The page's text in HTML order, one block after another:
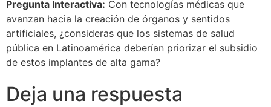
Pregunta Interactiva: Con tecnologías médicas que
avanzan hacia la creación de órganos y sentidos
artificiales, ¿consideras que los sistemas de salud
pública en Latinoamérica deberían priorizar el subsidio
de estos implantes de alta gama?
Deja una respuesta